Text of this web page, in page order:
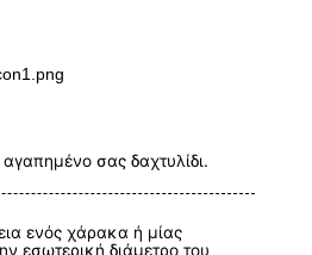
αγαπημένο σας δαχτυλίδι.
ενός χάρακα ή μίας
εσωτερική διάμετρο του